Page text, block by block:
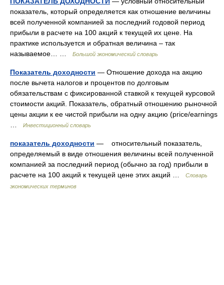
показатель, который определяется как отношение величины
всей полученной компанией за последний годовой период
прибыли в расчете на 100 акций к текущей их цене. На
практике используется и обратная величина – так
называемое… …
Большой экономический словарь
Показатель доходности — Отношение дохода на акцию
после вычета налогов и процентов по долговым
обязательствам с фиксированной ставкой к текущей курсовой
стоимости акций. Показатель, обратный отношению рыночной
цены акции к ее чистой прибыли на одну акцию (price/earnings
Инвестиционный словарь
показатель доходности — относительный показатель,
определяемый в виде отношения величины всей полученной
компанией за последний период (обычно за год) прибыли в
расчете на 100 акций к текущей цене этих акций …
Словарь
экономических терминов